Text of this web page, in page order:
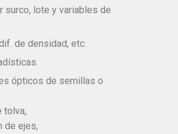
surco, lote y variables de
de densidad, etc.
ópticos de semillas o
tolva,
de ejes,